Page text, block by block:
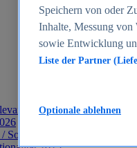
Altersgruppen 2024
/ Bürgergeld in
Speichern von oder
Inhalte, Messung von
sowie Entwicklung
Liste der Partner
Optionale ablehnen